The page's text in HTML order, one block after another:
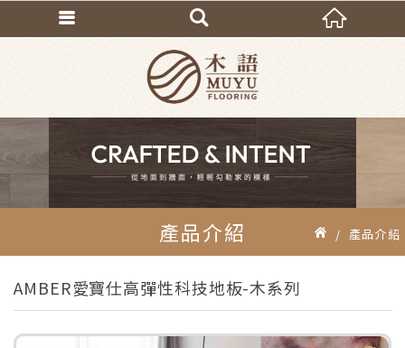
產品介紹 產品介紹
AMBER愛寶仕高彈性科技地板-木系列